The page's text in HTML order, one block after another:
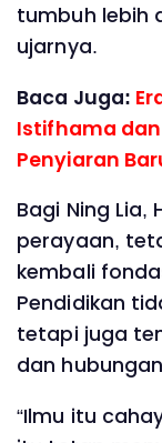
tumbuh lebih
ujarnya.
Baca Juga:
Istifhama dan
Penyiaran
Bagi Ning Lia,
perayaan,
kembali
Pendidikan
tetapi juga
dan
“Ilmu itu